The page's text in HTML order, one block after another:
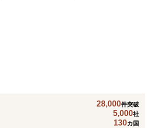
その他、不明点等ありましたら、お気
。
28,000件突破
5,000社
130カ国